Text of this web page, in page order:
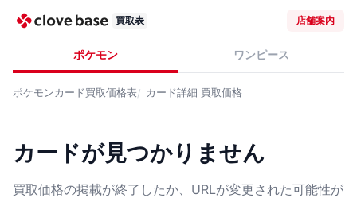
買取表 店舗案内
ポケモン ワンピース
ポケモンカード買取価格表 カード詳細 買取価格
カードが見つかりません
買取価格の掲載が終了したか、URLが変更された可能性が